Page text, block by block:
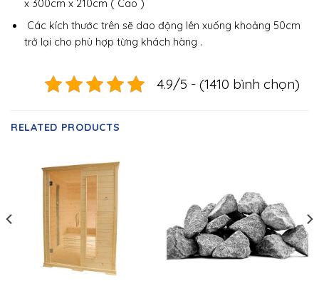
x 300cm x 210cm ( Cao )
Các kích thước trên sẽ dao động lên xuống khoảng 50cm
trở lại cho phù hợp từng khách hàng .
4.9/5 - (1410 bình chọn)
RELATED PRODUCTS